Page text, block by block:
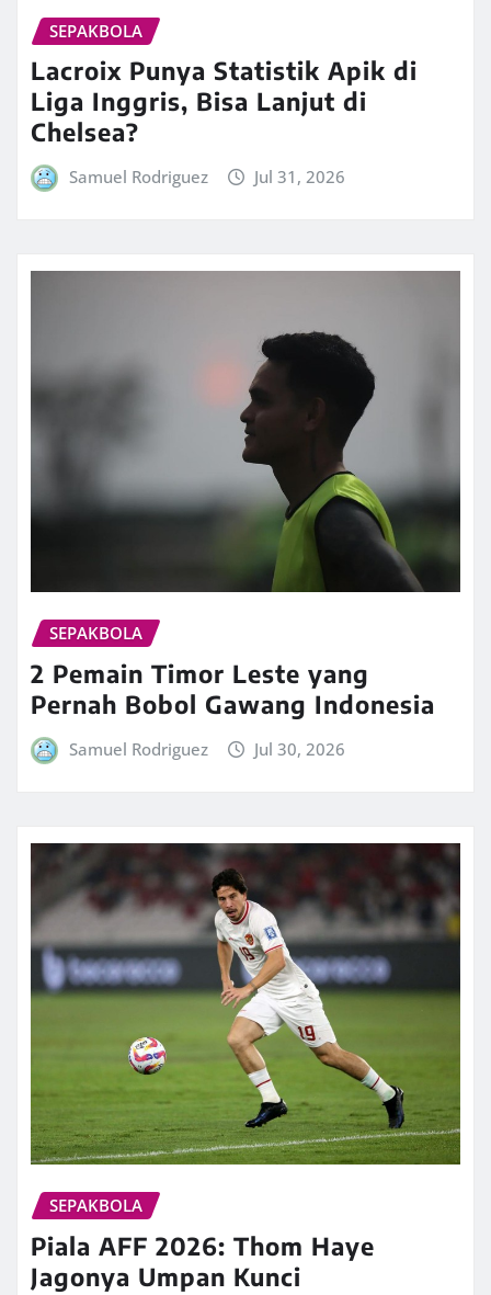
SEPAKBOLA
Lacroix Punya Statistik Apik di
Liga Inggris, Bisa Lanjut di
Chelsea?
Samuel Rodriguez Jul 31, 2026
SEPAKBOLA
2 Pemain Timor Leste yang
Pernah Bobol Gawang Indonesia
Samuel Rodriguez Jul 30, 2026
SEPAKBOLA
Piala AFF 2026: Thom Haye
Jagonya Umpan Kunci